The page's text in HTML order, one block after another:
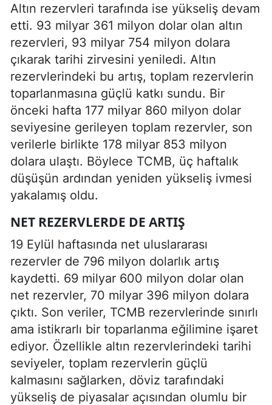
Altın rezervleri tarafında ise yükseliş devam
etti. 93 milyar 361 milyon dolar olan altın
rezervleri, 93 milyar 754 milyon dolara
çıkarak tarihi zirvesini yeniledi. Altın
rezervlerindeki bu artış, toplam rezervlerin
toparlanmasına güçlü katkı sundu. Bir
önceki hafta 177 milyar 860 milyon dolar
seviyesine gerileyen toplam rezervler, son
verilerle birlikte 178 milyar 853 milyon
dolara ulaştı. Böylece TCMB, üç haftalık
düşüşün ardından yeniden yükseliş ivmesi
yakalamış oldu.
NET REZERVLERDE DE ARTIŞ
19 Eylül haftasında net uluslararası
rezervler de 796 milyon dolarlık artış
kaydetti. 69 milyar 600 milyon dolar olan
net rezervler, 70 milyar 396 milyon dolara
çıktı. Son veriler, TCMB rezervlerinde sınırlı
ama istikrarlı bir toparlanma eğilimine işaret
ediyor. Özellikle altın rezervlerindeki tarihi
seviyeler, toplam rezervlerin güçlü
kalmasını sağlarken, döviz tarafındaki
yükseliş de piyasalar açısından olumlu bir